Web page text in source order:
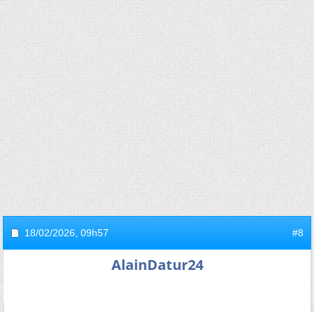
18/02/2026, 09h57 #8
AlainDatur24